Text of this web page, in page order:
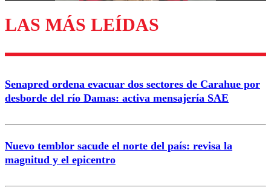
Enviar comentario
LAS MÁS LEÍDAS
Senapred ordena evacuar dos sectores de Carahue por
desborde del río Damas: activa mensajería SAE
Nuevo temblor sacude el norte del país: revisa la
magnitud y el epicentro